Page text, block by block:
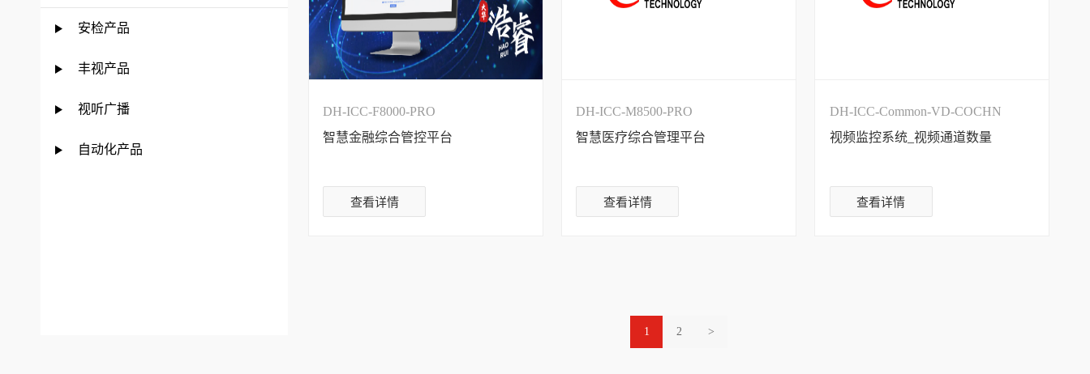
安检产品
丰视产品
视听广播
自动化产品
DH-ICC-F8000-PRO
智慧金融综合管控平台
查看详情
DH-ICC-M8500-PRO
智慧医疗综合管理平台
查看详情
DH-ICC-Common-VD-COCHN
视频监控系统_视频通道数量
查看详情
1 2 >